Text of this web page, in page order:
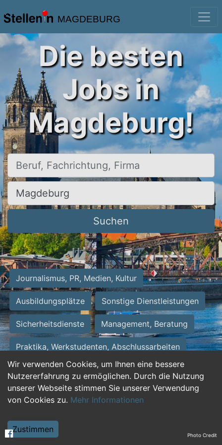
MAGDEBURG
Wir verwenden Cookies, um Ihnen eine bessere
Nutzererfahrung zu ermöglichen. Durch die Nutzung
unserer Webseite stimmen Sie unserer Verwendung
von Cookies zu. Mehr Informationen
Zustimmen
Die besten
Jobs in
Magdeburg!
Beruf, Fachrichtung, Firma
Ort, Stadt
Suchen
Journalismus, PR, Medien, Kultur
Ausbildungsplätze Sonstige Dienstleistungen
Sicherheitsdienste Management, Beratung
Praktika, Werkstudenten, Abschlussarbeiten
Personalwesen Assistenz, Sekretariat
Hilfskräfte, Aushilfs- und Nebenjobs
Weiterbildung, Studium, duale Ausbildung Photo Credit